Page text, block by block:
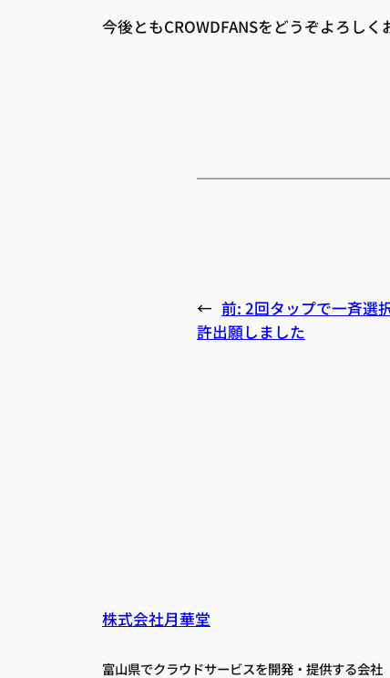
今後ともCROWDFANSをどうぞよろしく
← 前: 2回タップで一斉選
許出願しました
株式会社月華堂
富山県でクラウドサービスを開発・提供する会社